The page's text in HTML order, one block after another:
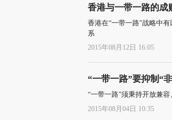
香港与一带一路的成
香港在“一带一路”战略中
系
2015年08月12日 16:05
“一带一路”要抑制“
“一带一路”须秉持开放兼
2015年08月04日 10:35